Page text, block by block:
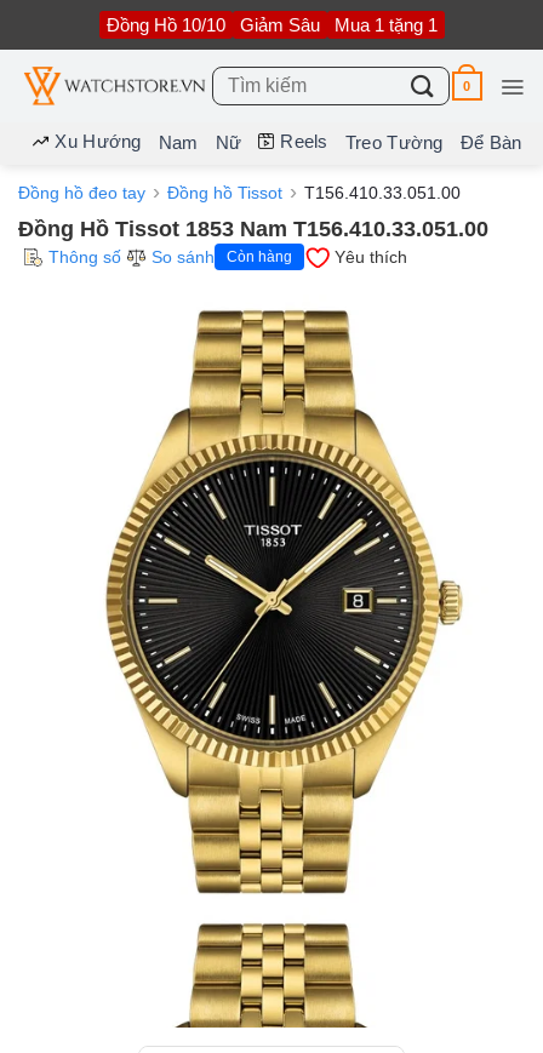
nội
dung
Đồng Hồ 10/10 Giảm Sâu Mua 1 tặng 1
Tìm
kiếm:
0
Xu Hướng Nam Nữ Reels Treo Tường Để Bàn
Đồng hồ đeo tay Đồng hồ Tissot T156.410.33.051.00
Đồng Hồ Tissot 1853 Nam T156.410.33.051.00
Thông số So sánh Còn hàng Yêu thích